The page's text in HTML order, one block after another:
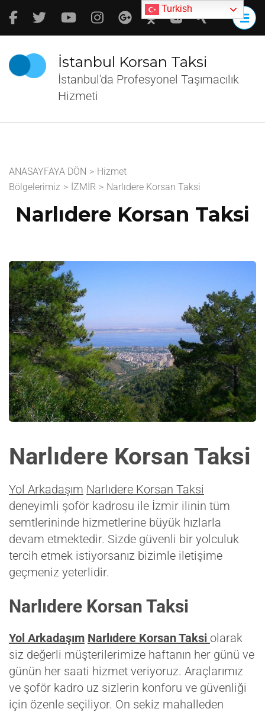
İçeriğe
atla
tuşuna
basın)
İstanbul Korsan Taksi
İstanbul'da Profesyonel Taşımacılık
Hizmeti
ANASAYFAYA DÖN > Hizmet
Bölgelerimiz > İZMİR > Narlıdere Korsan Taksi
Narlıdere Korsan Taksi
Narlıdere Korsan Taksi
Yol Arkadaşım Narlıdere Korsan Taksi
deneyimli şoför kadrosu ile İzmir ilinin tüm
semtlerininde hizmetlerine büyük hızlarla
devam etmektedir. Sizde güvenli bir yolculuk
tercih etmek istiyorsanız bizimle iletişime
geçmeniz yeterlidir.
Narlıdere Korsan Taksi
Yol Arkadaşım Narlıdere Korsan Taksi olarak
siz değerli müşterilerimize haftanın her günü ve
günün her saati hizmet veriyoruz. Araçlarımız
ve şoför kadro uz sizlerin konforu ve güvenliği
için özenle seçiliyor. On sekiz mahalleden
Turkish